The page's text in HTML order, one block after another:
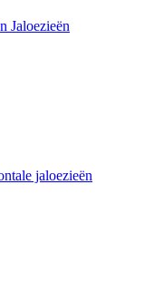
Jaloezieën
jaloezieën